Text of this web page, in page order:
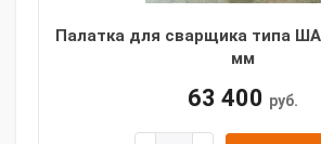
Палатка для сварщика типа
мм
63 400 руб.